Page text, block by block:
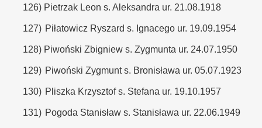
126) Pietrzak Leon s. Aleksandra ur. 21.08.1918
127) Piłatowicz Ryszard s. Ignacego ur. 19.09.1954
128) Piwoński Zbigniew s. Zygmunta ur. 24.07.1950
129) Piwoński Zygmunt s. Bronisława ur. 05.07.1923
130) Pliszka Krzysztof s. Stefana ur. 19.10.1957
131) Pogoda Stanisław s. Stanisława ur. 22.06.1949